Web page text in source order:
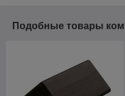
Подобные товары